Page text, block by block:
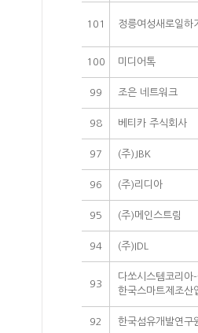
101 정릉여성새로일하
100 미디어톡
99 조은 네트워크
98 베티카 주식회사
97 (주)JBK
96 (주)리디아
95 (주)메인스트림
94 (주)IDL
93
다쏘시스템코리아
한국스마트제조산
92 한국섬유개발연구